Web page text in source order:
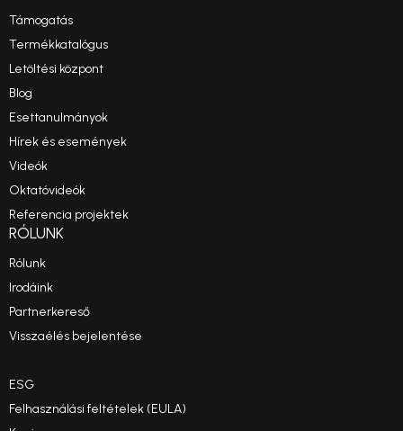
Támogatás
Termékkatalógus
Letöltési központ
Blog
Esettanulmányok
Hírek és események
Videók
Oktatóvideók
Referencia projektek
RÓLUNK
Rólunk
Irodáink
Partnerkereső
Visszaélés bejelentése
ESG
Felhasználási feltételek (EULA)